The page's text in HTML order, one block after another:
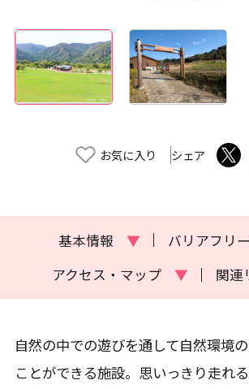
お気に入り シェア
基本情報 ▼ バリアフリ
アクセス・マップ
▼ 関連
自然の中での遊びを通して自然環境
ことができる施設。思いっきり走れ